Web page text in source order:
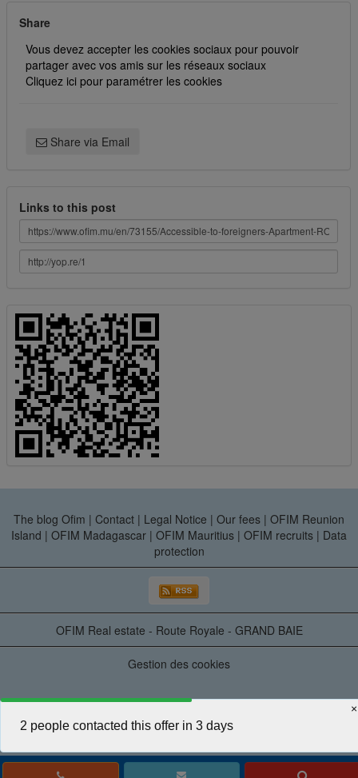
Share
Vous devez accepter les cookies sociaux pour pouvoir
partager avec vos amis sur les réseaux sociaux
Cliquez ici pour paramétrer les cookies
Share via Email
Links to this post
The blog Ofim | Contact | Legal Notice | Our fees | OFIM Reunion
Island | OFIM Madagascar | OFIM Mauritius | OFIM recruits | Data
protection
OFIM Real estate - Route Royale - GRAND BAIE
Gestion des cookies
×
2 people contacted this offer in 3 days